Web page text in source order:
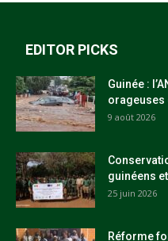
EDITOR PICKS
Guinée :
orageuses
9 août 2026
guinéens
25 juin 2026
Réforme